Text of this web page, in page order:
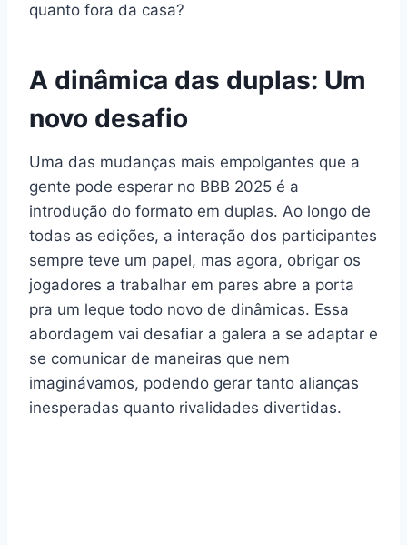
quanto fora da casa?
A dinâmica das duplas: Um
novo desafio
Uma das mudanças mais empolgantes que a
gente pode esperar no BBB 2025 é a
introdução do formato em duplas. Ao longo de
todas as edições, a interação dos participantes
sempre teve um papel, mas agora, obrigar os
jogadores a trabalhar em pares abre a porta
pra um leque todo novo de dinâmicas. Essa
abordagem vai desafiar a galera a se adaptar e
se comunicar de maneiras que nem
imaginávamos, podendo gerar tanto alianças
inesperadas quanto rivalidades divertidas.